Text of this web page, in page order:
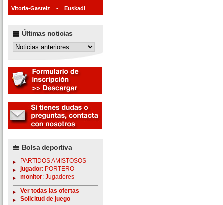
Vitoria-Gasteiz - Euskadi
Últimas noticias
Bolsa deportiva
PARTIDOS AMISTOSOS
jugador: PORTERO
monitor: Jugadores
Ver todas las ofertas
Solicitud de juego